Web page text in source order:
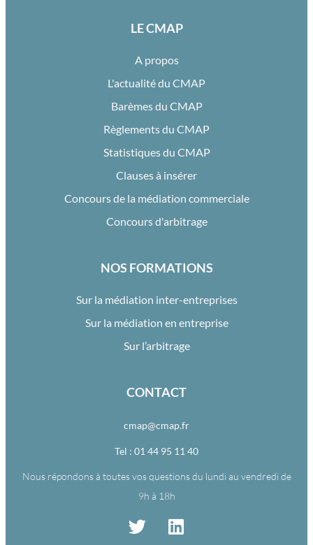
LE CMAP
A propos
L'actualité du CMAP
Barèmes du CMAP
Règlements du CMAP
Statistiques du CMAP
Clauses à insérer
Concours de la médiation commerciale
Concours d'arbitrage
NOS FORMATIONS
Sur la médiation inter-entreprises
Sur la médiation en entreprise
Sur l’arbitrage
CONTACT
cmap@cmap.fr
Tel : 01 44 95 11 40
Nous répondons à toutes vos questions du lundi au vendredi de
9h à 18h